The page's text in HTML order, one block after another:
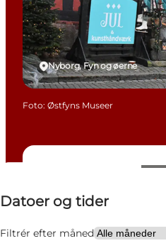
Datoer og tider
Filtrér efter måned
Gratis
Besøg hjemmeside
Nyborg, Fyn og øerne
Foto: Østfyns Museer